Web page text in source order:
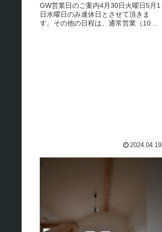
GW営業日のご案内4月30日火曜日5月1
日水曜日のみ連休日とさせて頂きま
す。その他の日程は、通常営業（10：
2024.04.19